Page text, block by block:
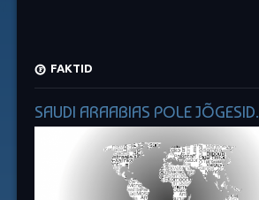
FAKTID
SAUDI ARAABIAS POLE JÕGESID.